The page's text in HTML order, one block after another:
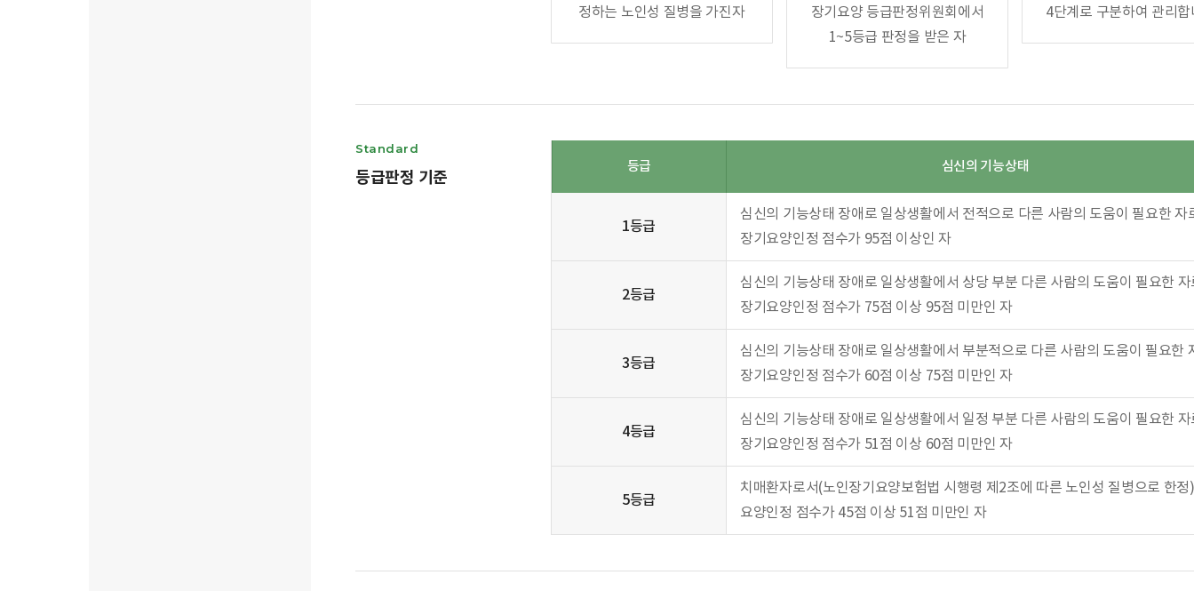
정하는 노인성 질병을 가진자
장기요양 등급판정위원회에서
1~5등급 판정을 받은 자
4단계로 구분하여 관리합
Standard
등급판정 기준
등급 심신의 기능상태
1등급
심신의 기능상태 장애로 일상생활에서 전적으로 다른 사람의 도움이 필요한 자
장기요양인정 점수가 95점 이상인 자
2등급
심신의 기능상태 장애로 일상생활에서 상당 부분 다른 사람의 도움이 필요한
장기요양인정 점수가 75점 이상 95점 미만인 자
3등급
심신의 기능상태 장애로 일상생활에서 부분적으로 다른 사람의 도움이 필요한
장기요양인정 점수가 60점 이상 75점 미만인 자
4등급
심신의 기능상태 장애로 일상생활에서 일정 부분 다른 사람의 도움이 필요한
장기요양인정 점수가 51점 이상 60점 미만인 자
5등급
치매환자로서(노인장기요양보험법 시행령 제2조에 따른 노인성 질병으로 한정
요양인정 점수가 45점 이상 51점 미만인 자